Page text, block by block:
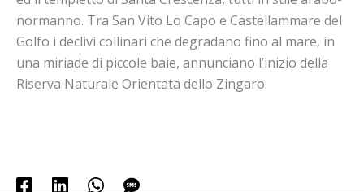
normanno. Tra San Vito Lo Capo e Castellammare del
Golfo i declivi collinari che degradano fino al mare, in
una miriade di piccole baie, annunciano l’inizio della
Riserva Naturale Orientata dello Zingaro.